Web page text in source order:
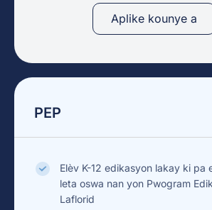
Aplike kounye a
PEP
Elèv K-12 edikasyon lakay ki pa
leta oswa nan yon Pwogram
Laflorid